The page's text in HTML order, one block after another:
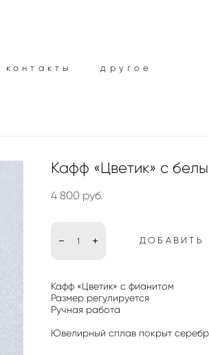
контакты другое
контакты другое
Кафф «Цветик» с
4 800 pуб.
ДОБАВИТЬ
Кафф «Цветик» с фианитом
Размер регулируется
Ручная работа
​Ювелирный сплав покрыт